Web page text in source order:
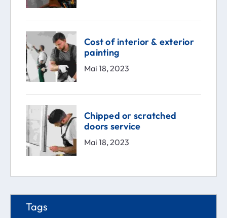
Cost of interior & exterior
painting
Mai 18, 2023
Chipped or scratched
doors service
Mai 18, 2023
Tags